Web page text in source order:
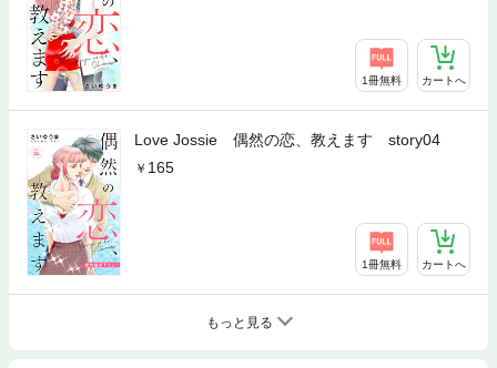
1冊無料 カートへ
Love Jossie 偶然の恋、教えます story04
165
1冊無料 カートへ
もっと見る